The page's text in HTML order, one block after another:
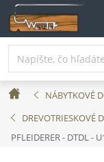
Prejsť
na
obsah
DomovNÁBYTKOVÉ
DREVOTRIESKOVÉ
PFLEIDERER - DTDL -